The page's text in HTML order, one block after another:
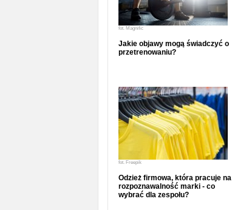
fot. Magnific
Jakie objawy mogą świadczyć o
przetrenowaniu?
fot. Freepik
Odzież firmowa, która pracuje na
rozpoznawalność marki - co
wybrać dla zespołu?